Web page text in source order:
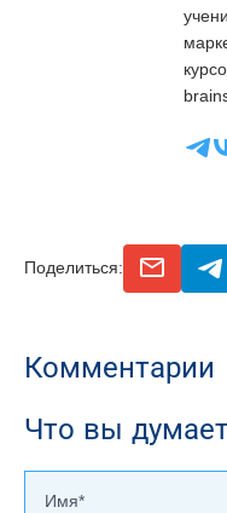
Поделиться: email telegram
Комментарии
Что вы